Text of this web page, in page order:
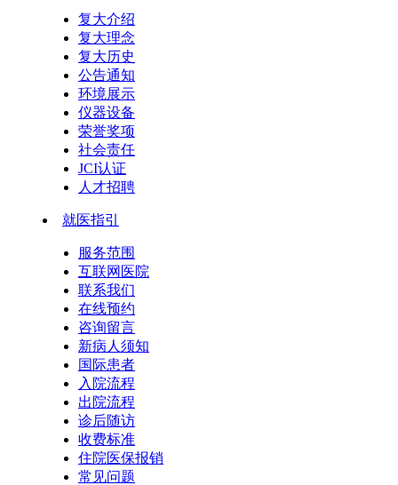
复大介绍
复大理念
复大历史
公告通知
环境展示
仪器设备
荣誉奖项
社会责任
JCI认证
人才招聘
就医指引
服务范围
互联网医院
联系我们
在线预约
咨询留言
新病人须知
国际患者
入院流程
出院流程
诊后随访
收费标准
住院医保报销
常见问题